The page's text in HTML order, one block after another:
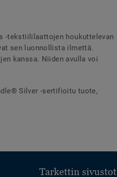
-tekstiililaattojen houkuttelevan
sen luonnollista ilmettä.
kanssa. Niiden avulla voi
Silver -sertifioitu tuote,
Tarkettin sivustot